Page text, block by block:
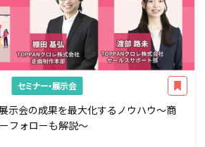
セミナー・展示会
示会の成果を最大化するノウハウ～商
フォローも解説～